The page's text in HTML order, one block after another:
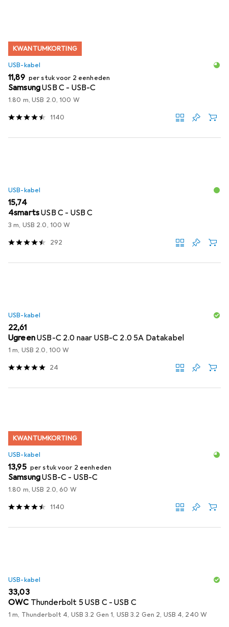
KWANTUMKORTING
USB-kabel
EUR
11,89 per stuk voor 2 eenheden
SamsungUSB C - USB-C
1.80 m, USB 2.0, 100 W
1140
USB-kabel
EUR
15,74
4smartsUSB C - USB C
3 m, USB 2.0, 100 W
292
USB-kabel
EUR
22,61
UgreenUSB-C 2.0 naar USB-C 2.0 5A Datakabel
1 m, USB 2.0, 100 W
24
KWANTUMKORTING
USB-kabel
EUR
13,95 per stuk voor 2 eenheden
SamsungUSB-C - USB-C
1.80 m, USB 2.0, 60 W
1140
USB-kabel
EUR
33,03
OWC Thunderbolt 5 USB C - USB C
1 m, Thunderbolt 4, USB 3.2 Gen 1, USB 3.2 Gen 2, USB 4, 240 W